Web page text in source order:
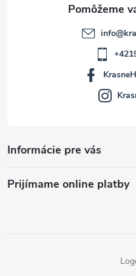
Informácie pre vás
Prijímame online platby
info@